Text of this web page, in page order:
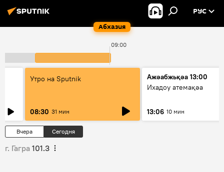
Абхазия
РУС
09:00
Утро на Sputnik
08:30 31 мин
Ажәабжьқәа 13:00
Ихадоу атемақәа
13:06 10 мин
Вчера Сегодня
г. Гагра 101.3